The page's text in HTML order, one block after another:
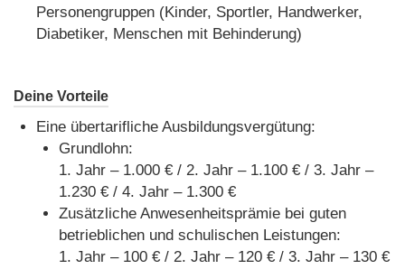
Personengruppen (Kinder, Sportler, Handwerker,
Diabetiker, Menschen mit Behinderung)
Deine Vorteile
Eine übertarifliche Ausbildungsvergütung:
Grundlohn:
1. Jahr – 1.000 € / 2. Jahr – 1.100 € / 3. Jahr –
1.230 € / 4. Jahr – 1.300 €
Zusätzliche Anwesenheitsprämie bei guten
betrieblichen und schulischen Leistungen:
1. Jahr – 100 € / 2. Jahr – 120 € / 3. Jahr – 130 €